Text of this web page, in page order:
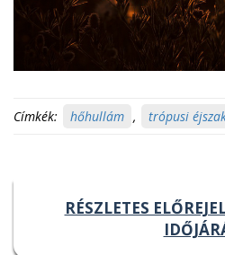
Címkék: hőhullám , trópusi
RÉSZLETES